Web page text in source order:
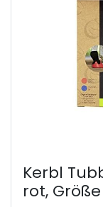
Kerbl
rot, Größe